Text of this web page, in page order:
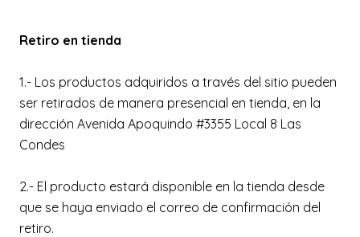
Retiro en tienda
1.- Los productos adquiridos a través del sitio pueden
ser retirados de manera presencial en tienda, en la
dirección Avenida Apoquindo #3355 Local 8 Las
Condes
2.- El producto estará disponible en la tienda desde
que se haya enviado el correo de confirmación del
retiro.